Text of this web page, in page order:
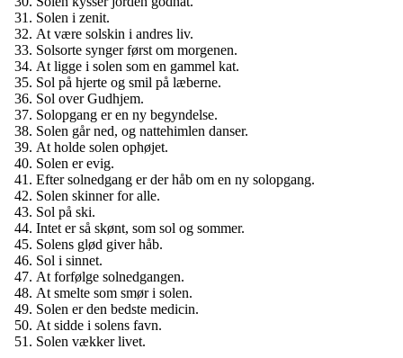
Solen i zenit.
At være solskin i andres liv.
Solsorte synger først om morgenen.
At ligge i solen som en gammel kat.
Sol på hjerte og smil på læberne.
Sol over Gudhjem.
Solopgang er en ny begyndelse.
Solen går ned, og nattehimlen danser.
At holde solen ophøjet.
Solen er evig.
Efter solnedgang er der håb om en ny solopgang.
Solen skinner for alle.
Sol på ski.
Intet er så skønt, som sol og sommer.
Solens glød giver håb.
Sol i sinnet.
At forfølge solnedgangen.
At smelte som smør i solen.
Solen er den bedste medicin.
At sidde i solens favn.
Solen vækker livet.